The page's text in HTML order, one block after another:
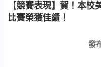
【競賽表現】賀！本
比賽榮獲佳績！
發